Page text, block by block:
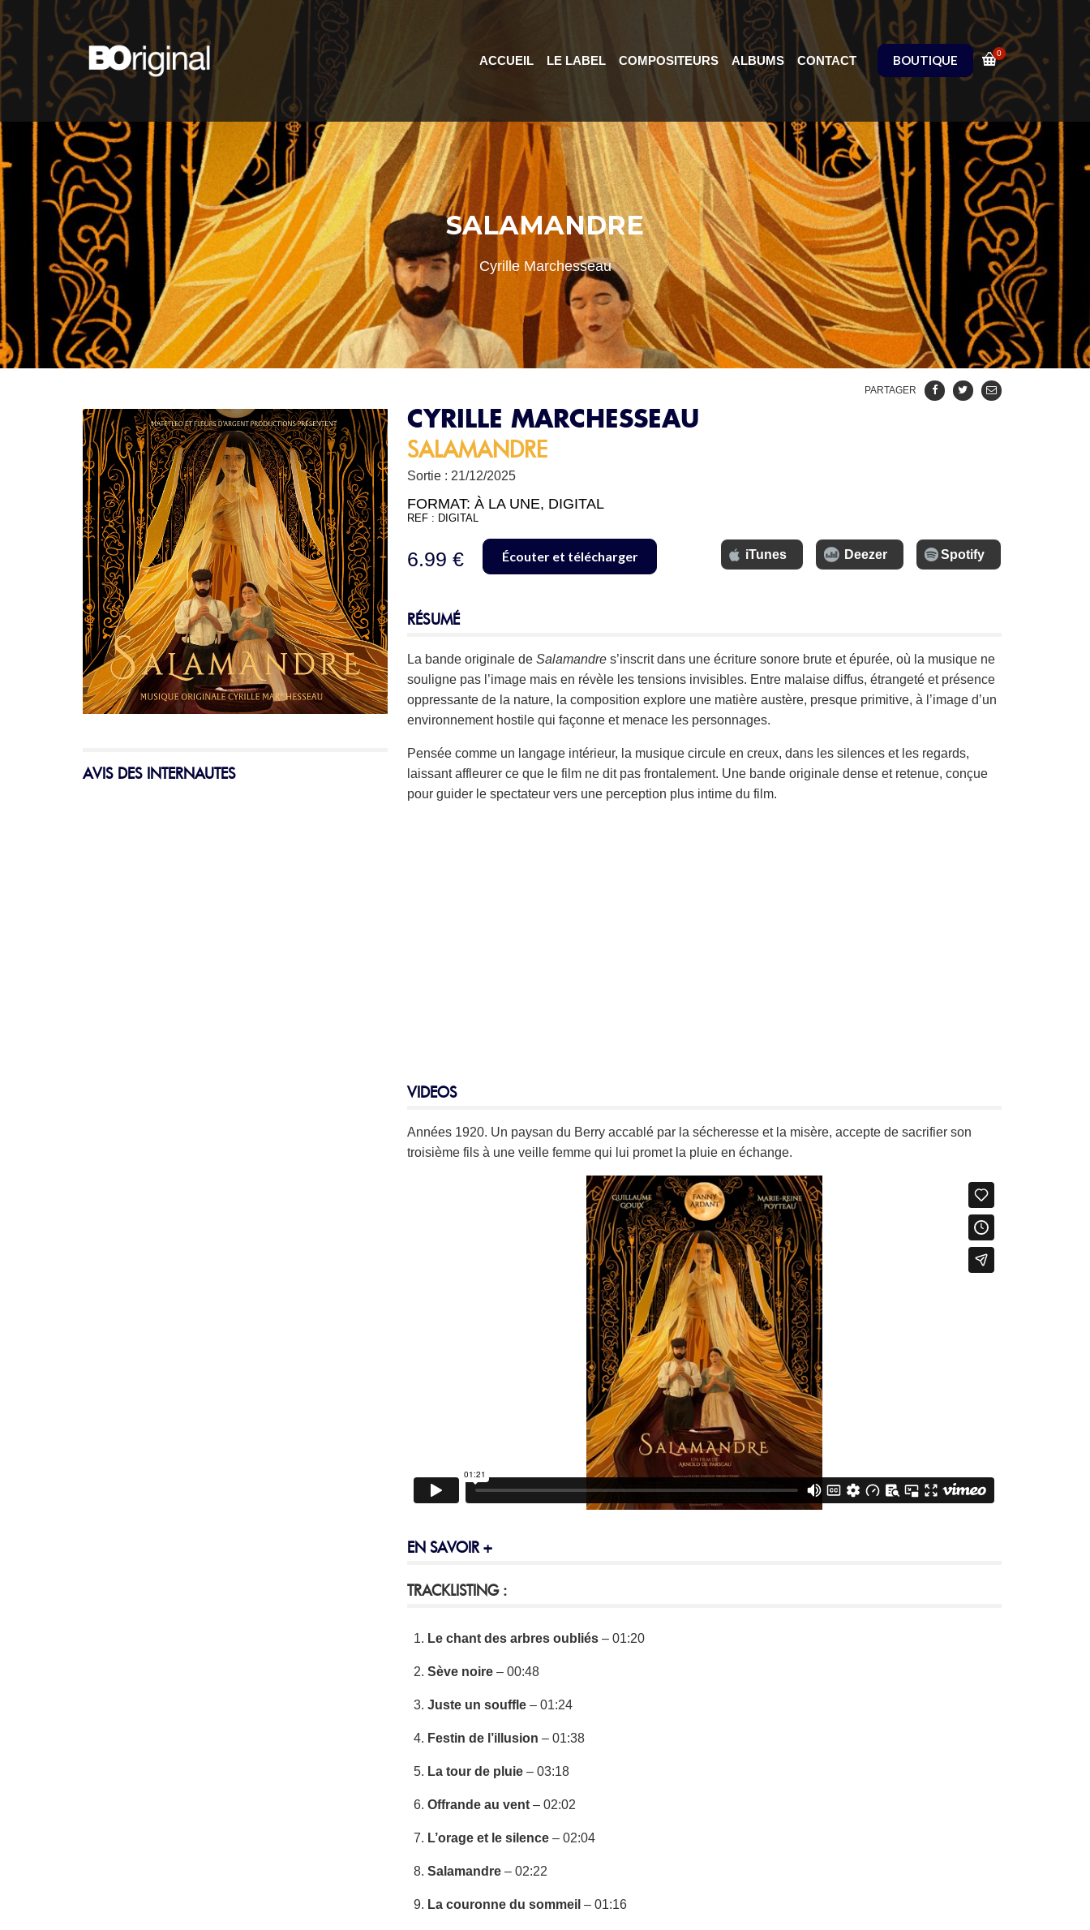
ACCUEIL LE LABEL COMPOSITEURS ALBUMS CONTACT BOUTIQUE 0
SALAMANDRE
Cyrille Marchesseau
AVIS DES INTERNAUTES
PARTAGER
CYRILLE MARCHESSEAU
SALAMANDRE
Sortie : 21/12/2025
FORMAT:À LA UNE, DIGITAL
REF : DIGITAL
6.99 € Écouter et télécharger iTunes Deezer Spotify
RÉSUMÉ
La bande originale deSalamandre s’inscrit dans une écriture sonore brute et épurée, où la musique ne
souligne pas l’image mais en révèle les tensions invisibles. Entre malaise diffus, étrangeté et présence
oppressante de la nature, la composition explore une matière austère, presque primitive, à l’image d’un
environnement hostile qui façonne et menace les personnages.
Pensée comme un langage intérieur, la musique circule en creux, dans les silences et les regards,
laissant affleurer ce que le film ne dit pas frontalement. Une bande originale dense et retenue, conçue
pour guider le spectateur vers une perception plus intime du film.
VIDEOS
Années 1920. Un paysan du Berry accablé par la sécheresse et la misère, accepte de sacrifier son
troisième fils à une veille femme qui lui promet la pluie en échange.
EN SAVOIR +
TRACKLISTING :
Le chant des arbres oubliés – 01:20
Sève noire – 00:48
Juste un souffle – 01:24
Festin de l’illusion – 01:38
La tour de pluie– 03:18
Offrande au vent– 02:02
L’orage et le silence – 02:04
Salamandre – 02:22
La couronne du sommeil – 01:16